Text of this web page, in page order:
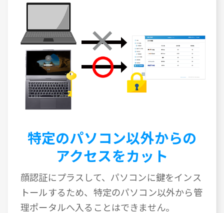
特定のパソコン以外からの
アクセスをカット
顔認証にプラスして、パソコンに鍵をインス
トールするため、特定のパソコン以外から管
理ポータルへ入ることはできません。